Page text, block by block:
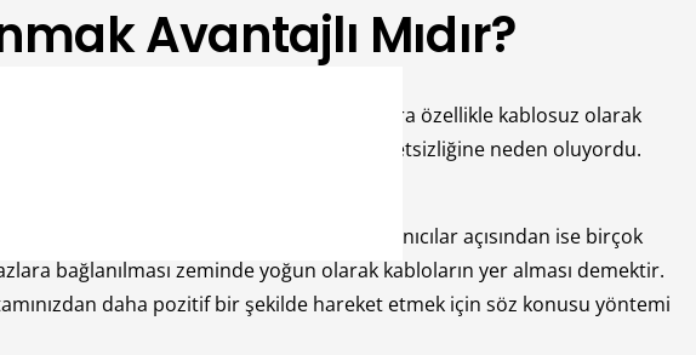
Avantajlı Mıdır?
mobil cihazlar üzerinden akıllı televizyonlara özellikle kablosuz olarak
Bu da doğal olarak kullanıcı memnuniyetsizliğine neden oluyordu.
şekilde bağlanılabiliyor. Bu eylemin kullanıcılar açısından ise birçok
bağlanılması zeminde yoğun olarak kabloların yer alması demektir.
daha pozitif bir şekilde hareket etmek için söz konusu yöntemi